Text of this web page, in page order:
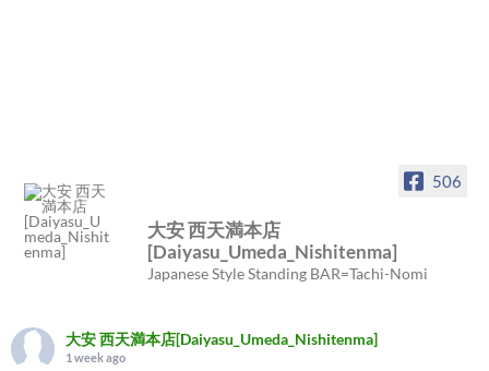
506
大安 西天満本店
[Daiyasu_Umeda_Nishitenma]
Japanese Style Standing BAR=Tachi-Nomi
大安 西天満本店[Daiyasu_Umeda_Nishitenma]
1 week ago